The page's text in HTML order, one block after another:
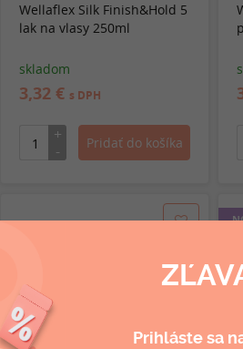
Wellaflex Silk Finish&Hold 5
lak na vlasy 250ml
skladom
3,32 € s DPH
Prihláste sa